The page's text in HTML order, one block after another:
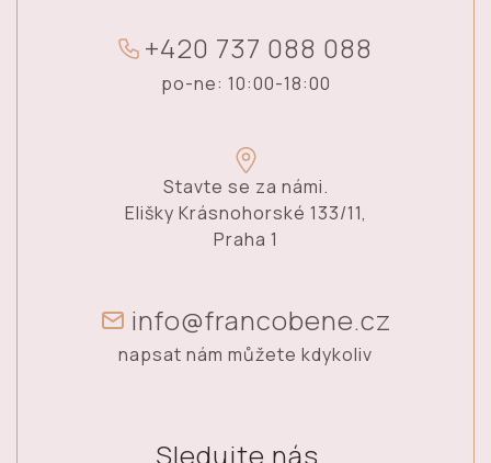
+420 737 088 088
po-ne: 10:00-18:00
Stavte se za námi.
Elišky Krásnohorské 133/11,
Praha 1
info@francobene.cz
napsat nám můžete kdykoliv
Sledujte nás